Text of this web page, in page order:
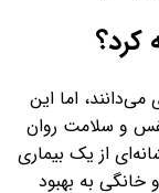
کرد؟
اما این
و سلامت روان
از یک بیماری
به بهبود